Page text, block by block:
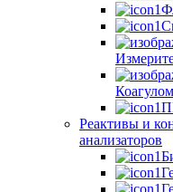
Реактивы и
анализаторов